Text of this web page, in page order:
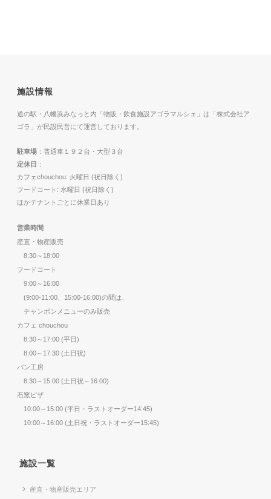
施設情報
道の駅・八幡浜みなっと内「物販・飲食施設アゴラマルシェ」は「株式会社ア
ゴラ」が民設民営にて運営しております。
駐車場 ：普通車１９２台・大型３台
定休日 ：
カフェchouchou: 火曜日 (祝日除く)
フードコート: 水曜日 (祝日除く)
ほかテナントごとに休業日あり
営業時間
産直・物産販売
8:30～18:00
フードコート
9:00～16:00
(9:00-11:00、15:00-16:00)の間は、
チャンポンメニューのみ販売
カフェ chouchou
8:30～17:00 (平日)
8:00～17:30 (土日祝)
パン工房
8:30～15:00 (土日祝～16:00)
石窯ピザ
10:00～15:00 (平日・ラストオーダー14:45)
10:00～16:00 (土日祝・ラストオーダー15:45)
施設一覧
産直・物産販売エリア